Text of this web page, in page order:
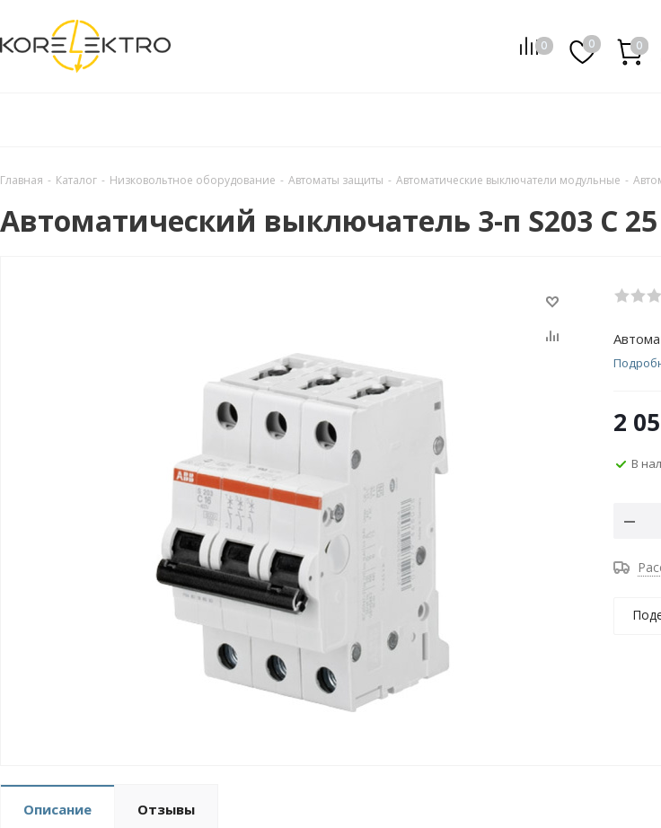
0 0 0
0
Главная - Каталог - Низковольтное оборудование - Автоматы защиты - Автоматические выключатели модульные -
Автоматический выключатель 3-п S203 C 25
2
В
Описание Отзывы